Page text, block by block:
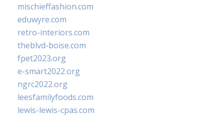
mischieffashion.com
eduwyre.com
retro-interiors.com
theblvd-boise.com
fpet2023.org
e-smart2022.org
ngrc2022.org
leesfamilyfoods.com
lewis-lewis-cpas.com